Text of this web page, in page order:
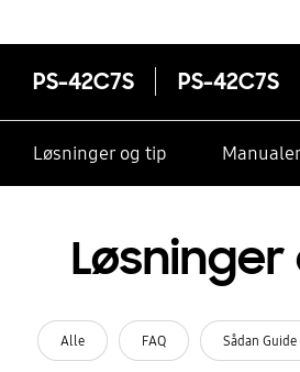
PS-42C7S PS-42C7S
Løsninger og tip
Alle FAQ Sådan Guide